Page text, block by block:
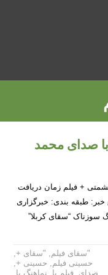
صدای محمد
+ فیلم زمان دریافت
۲۰ مهر ۱۳۹۵ ساعت ۰۳:۰۱ منبع خبر: طبقه بندی: خبرگزاری
سوزناک “سقای کربلا”
"سقای فیلم, "سقای +,
حسینی فیلم, حسینی +,
صدای فیلم با نماهنگ با